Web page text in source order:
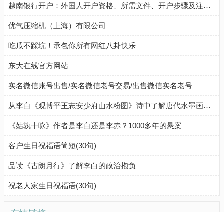
越南银行开户：外国人开户资格、所需文件、开户步骤及注意事项
优气压缩机（上海）有限公司
吃瓜不踩坑！承包你所有网红八卦快乐
东大在线官方网站
实名微信账号出售/实名微信老号交易/出售微信实名老号
从李白《观博平王志安少府山水粉图》诗中了解唐代水墨画的颜色特点
《姑孰十咏》作者是李白还是李赤？1000多年的悬案
客户生日祝福语简短(30句)
品读《古朗月行》了解李白的政治抱负
祝老人家生日祝福语(30句)